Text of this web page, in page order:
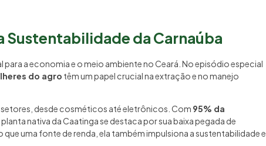
Sustentabilidade da Carnaúba
para a economia e o meio ambiente no Ceará. No episódio especial
do agro têm um papel crucial na extração e no manejo
setores, desde cosméticos até eletrônicos. Com 95% da
nativa da Caatinga se destaca por sua baixa pegada de
uma fonte de renda, ela também impulsiona a sustentabilidade e